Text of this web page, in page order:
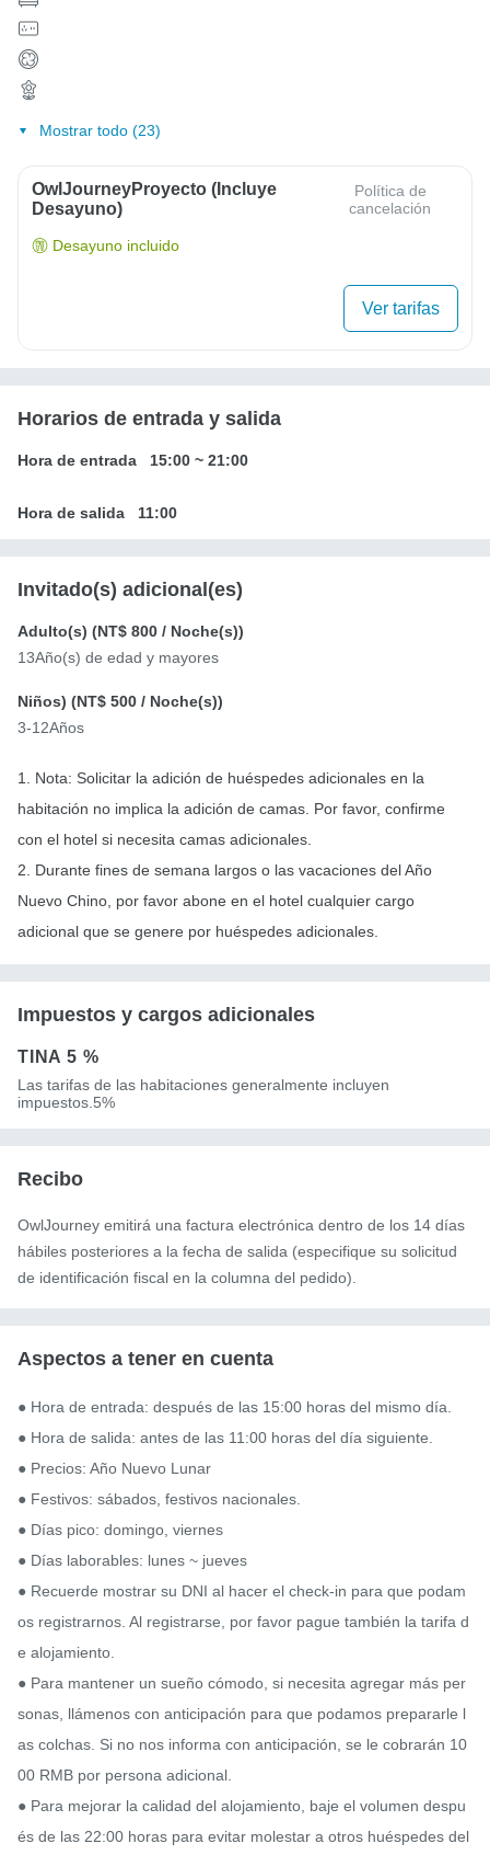
Mostrar todo (23)
OwlJourneyProyecto (Incluye
Desayuno)
Política de
cancelación
Desayuno incluido
Ver tarifas
Horarios de entrada y salida
Hora de entrada 15:00 ~ 21:00
Hora de salida 11:00
Invitado(s) adicional(es)
Adulto(s) (NT$ 800 / Noche(s))
13Año(s) de edad y mayores
Niños) (NT$ 500 / Noche(s))
3-12Años
1. Nota: Solicitar la adición de huéspedes adicionales en la
habitación no implica la adición de camas. Por favor, confirme
con el hotel si necesita camas adicionales.
2. Durante fines de semana largos o las vacaciones del Año
Nuevo Chino, por favor abone en el hotel cualquier cargo
adicional que se genere por huéspedes adicionales.
Impuestos y cargos adicionales
TINA 5 %
Las tarifas de las habitaciones generalmente incluyen
impuestos.5%
Recibo
OwlJourney emitirá una factura electrónica dentro de los 14 días
hábiles posteriores a la fecha de salida (especifique su solicitud
de identificación fiscal en la columna del pedido).
Aspectos a tener en cuenta
● Hora de entrada: después de las 15:00 horas del mismo día.
● Hora de salida: antes de las 11:00 horas del día siguiente.
● Precios: Año Nuevo Lunar
● Festivos: sábados, festivos nacionales.
● Días pico: domingo, viernes
● Días laborables: lunes ~ jueves
● Recuerde mostrar su DNI al hacer el check-in para que podam
os registrarnos. Al registrarse, por favor pague también la tarifa d
e alojamiento.
● Para mantener un sueño cómodo, si necesita agregar más per
sonas, llámenos con anticipación para que podamos prepararle l
as colchas. Si no nos informa con anticipación, se le cobrarán 10
00 RMB por persona adicional.
● Para mejorar la calidad del alojamiento, baje el volumen despu
és de las 22:00 horas para evitar molestar a otros huéspedes del